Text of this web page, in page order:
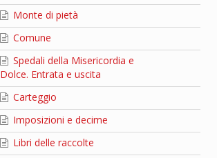
Monte di pietà
Comune
Spedali della Misericordia e
Dolce. Entrata e uscita
Carteggio
Imposizioni e decime
Libri delle raccolte